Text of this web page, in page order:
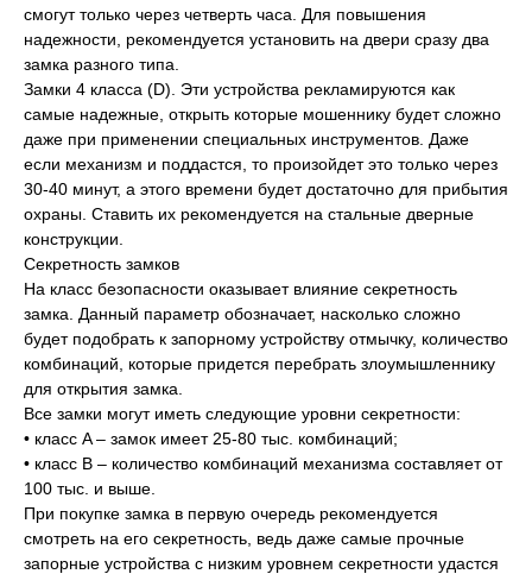
Окна
Двери
Остекление
Гаражные ворота
Акции
Отзывы
смогут только через четверть часа. Для повышения
надежности, рекомендуется установить на двери сразу два
замка разного типа.
Замки 4 класса (D). Эти устройства рекламируются как
самые надежные, открыть которые мошеннику будет сложно
даже при применении специальных инструментов. Даже
если механизм и поддастся, то произойдет это только через
30-40 минут, а этого времени будет достаточно для прибытия
охраны. Ставить их рекомендуется на стальные дверные
конструкции.
Секретность замков
На класс безопасности оказывает влияние секретность
замка. Данный параметр обозначает, насколько сложно
будет подобрать к запорному устройству отмычку, количество
комбинаций, которые придется перебрать злоумышленнику
для открытия замка.
Все замки могут иметь следующие уровни секретности:
• класс A – замок имеет 25-80 тыс. комбинаций;
• класс B – количество комбинаций механизма составляет от
100 тыс. и выше.
При покупке замка в первую очередь рекомендуется
смотреть на его секретность, ведь даже самые прочные
запорные устройства с низким уровнем секретности удастся